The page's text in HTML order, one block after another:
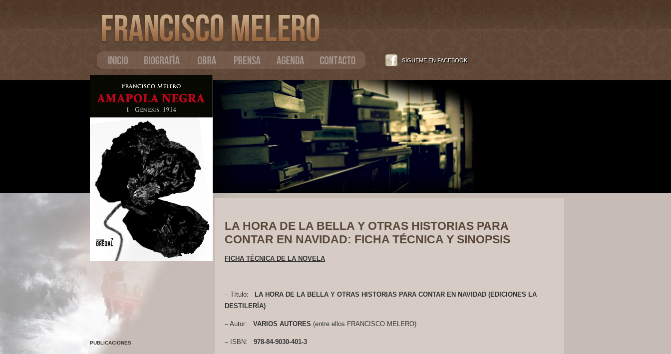
SÍGUEME EN FACEBOOK
PUBLICACIONES
LA HORA DE LA BELLA Y OTRAS HISTORIAS PARA
CONTAR EN NAVIDAD: FICHA TÉCNICA Y SINOPSIS
FICHA TÉCNICA DE LA NOVELA
– Título:
LA HORA DE LA BELLA Y OTRAS HISTORIAS PARA CONTAR EN NAVIDAD (EDICIONES LA
DESTILERÍA)
– Autor: VARIOS AUTORES (entre ellos FRANCISCO MELERO)
– ISBN: 978-84-9030-401-3